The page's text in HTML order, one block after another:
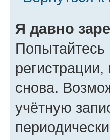
Я давно
снова.
учётную